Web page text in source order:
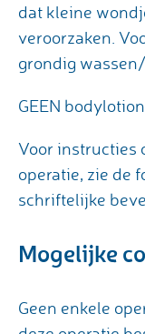
dat kleine
veroorzaken.
grondig
GEEN
Voor instructies
operatie, zie de
schriftelijke
Mogelijke
Geen enkele